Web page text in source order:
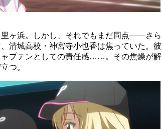
ヶ浜。しかし、それでもまだ同点――さら
清城高校・神宮寺小也香は焦っていた。彼
プテンとしての責任感……。その焦燥が解
つ。